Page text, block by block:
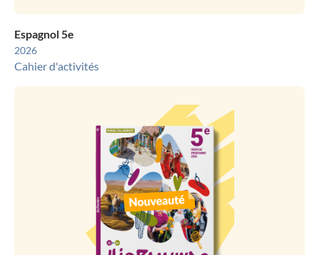
Espagnol 5e
2026
Cahier d'activités